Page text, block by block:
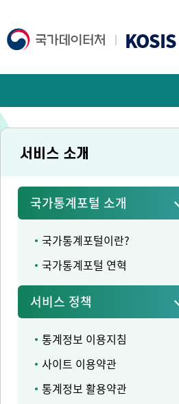
KOSIS
서비스 소개
국가통계포털 소개
국가통계포털이란?
국가통계포털 연혁
서비스 정책
통계정보 이용지침
사이트 이용약관
통계정보 활용약관